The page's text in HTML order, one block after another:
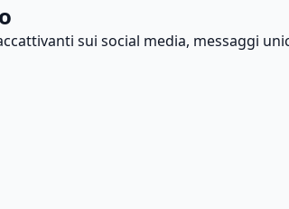
sui social media, messaggi